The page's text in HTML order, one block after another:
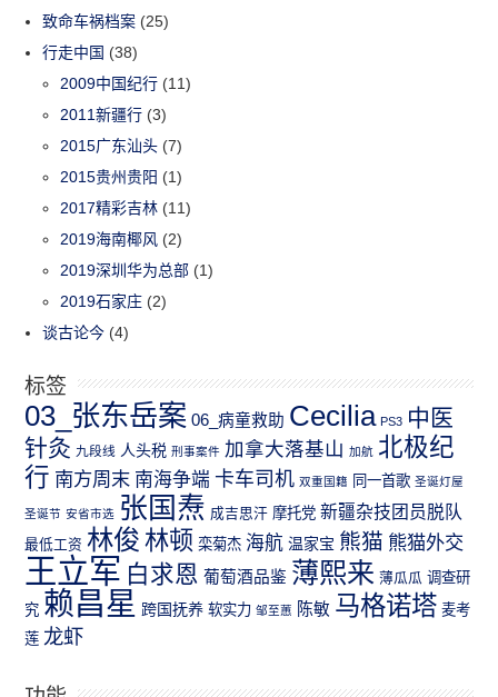
致命车祸档案 (25)
行走中国 (38)
2009中国纪行 (11)
2011新疆行 (3)
2015广东汕头 (7)
2015贵州贵阳 (1)
2017精彩吉林 (11)
2019海南椰风 (2)
2019深圳华为总部 (1)
2019石家庄 (2)
谈古论今 (4)
标签
03_张东岳案 06_病童救助 Cecilia PS3 中医
针灸 九段线 人头税 刑事案件 加拿大落基山 加航 北极纪
行 南方周末 南海争端 卡车司机 双重国籍 同一首歌 圣诞灯屋
圣诞节 安省市选 张国焘 成吉思汗 摩托党 新疆杂技团员脱队
最低工资 林俊 林顿 栾菊杰 海航 温家宝 熊猫 熊猫外交
王立军 白求恩 葡萄酒品鉴 薄熙来 薄瓜瓜 调查研
究 赖昌星 跨国抚养 软实力 邹至蕙 陈敏 马格诺塔 麦考
莲 龙虾